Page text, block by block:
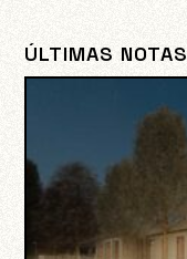
ÚLTIMAS NOTAS